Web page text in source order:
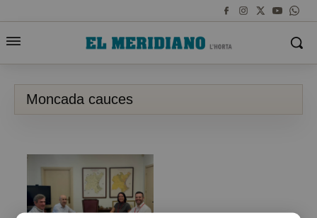
Moncada cauces